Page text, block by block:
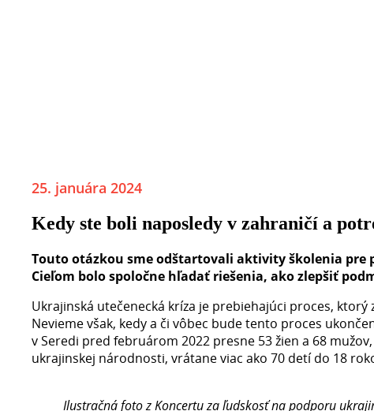
25. januára 2024
Kedy ste boli naposledy v zahraničí a
Touto otázkou sme odštartovali aktivity školenia pre
Cieľom bolo spoločne hľadať riešenia, ako zlepšiť
Ukrajinská utečenecká kríza je prebiehajúci proces,
Nevieme však, kedy a či vôbec bude tento proces
v Seredi pred februárom 2022 presne 53 žien a 68
ukrajinskej národnosti, vrátane viac ako 70 detí do 18
Ilustračná foto z Koncertu za ľudskosť na podporu